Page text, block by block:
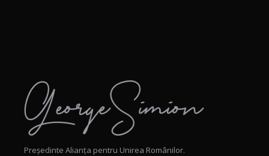
Președinte Alianța pentru Unirea Românilor.